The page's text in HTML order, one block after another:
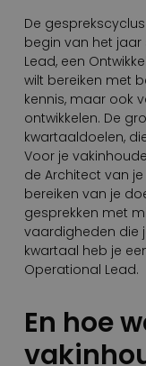
De
begin van het jaar
Lead, een
wilt bereiken met
kennis, maar ook
ontwikkelen. De
kwartaaldoelen,
Voor je
de Architect van
bereiken van je
gesprekken met
vaardigheden die
kwartaal heb je
Operational Lead.
En hoe